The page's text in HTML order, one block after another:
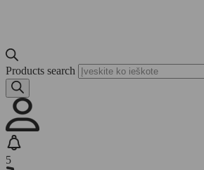
Products search
5